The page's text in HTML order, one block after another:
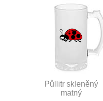
Půllitr skleněný
matný